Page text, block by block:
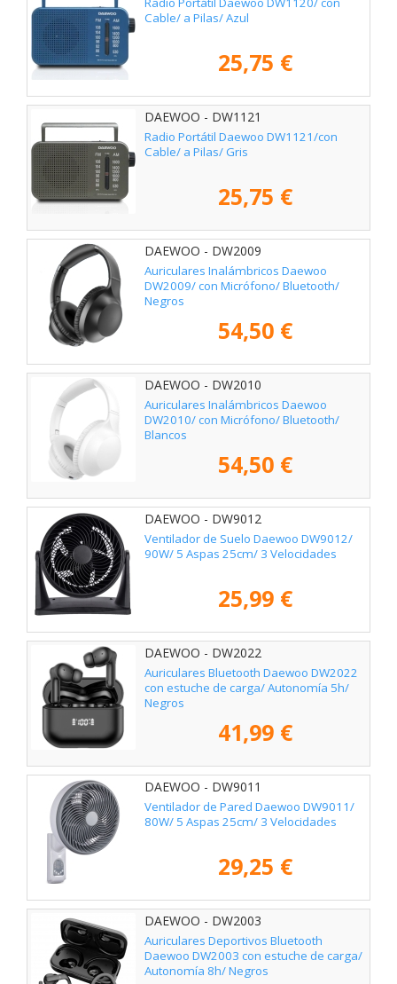
Cable/ a Pilas/ Azul
25,75 €
DAEWOO - DW1121
Radio Portátil Daewoo DW1121/con
Cable/ a Pilas/ Gris
25,75 €
DAEWOO - DW2009
Auriculares Inalámbricos Daewoo
DW2009/ con Micrófono/ Bluetooth/
Negros
54,50 €
DAEWOO - DW2010
Auriculares Inalámbricos Daewoo
DW2010/ con Micrófono/ Bluetooth/
Blancos
54,50 €
DAEWOO - DW9012
Ventilador de Suelo Daewoo DW9012/
90W/ 5 Aspas 25cm/ 3 Velocidades
25,99 €
DAEWOO - DW2022
Auriculares Bluetooth Daewoo DW2022
con estuche de carga/ Autonomía 5h/
Negros
41,99 €
DAEWOO - DW9011
Ventilador de Pared Daewoo DW9011/
80W/ 5 Aspas 25cm/ 3 Velocidades
29,25 €
DAEWOO - DW2003
Auriculares Deportivos Bluetooth
Daewoo DW2003 con estuche de carga/
Autonomía 8h/ Negros